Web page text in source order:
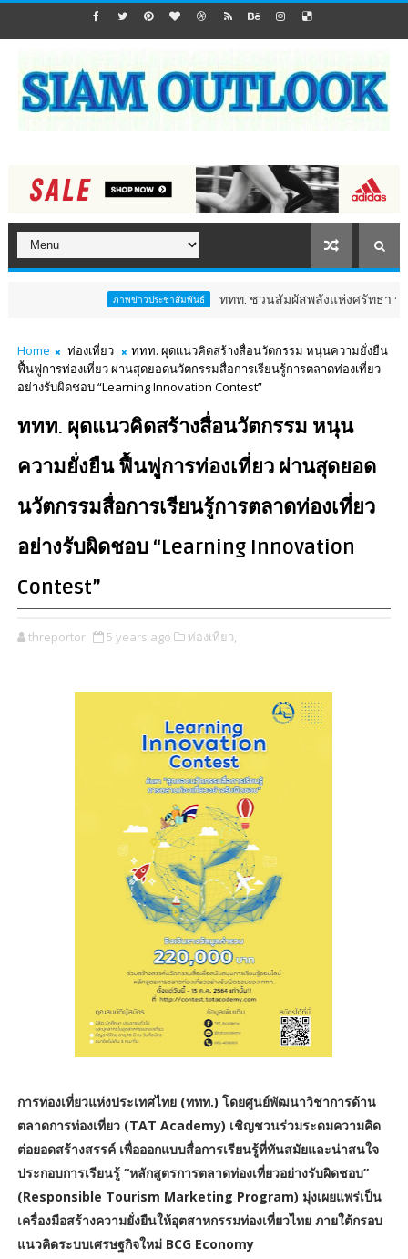
ภาพข่าวประชาสัมพันธ์ ททท. ชวนสัมผัสพลังแห่งศรัทธา ร่วมงาน "ห่
Home ท่องเที่ยว
ททท. ผุดแนวคิดสร้างสื่อนวัตกรรม หนุนความยั่งยืน
ฟื้นฟูการท่องเที่ยว ผ่านสุดยอดนวัตกรรมสื่อการเรียนรู้การตลาดท่องเที่ยว
อย่างรับผิดชอบ “Learning Innovation Contest”
ททท. ผุดแนวคิดสร้างสื่อนวัตกรรม หนุน
ความยั่งยืน ฟื้นฟูการท่องเที่ยว ผ่านสุดยอด
นวัตกรรมสื่อการเรียนรู้การตลาดท่องเที่ยว
อย่างรับผิดชอบ “Learning Innovation
Contest”
threportor 5 years ago ท่องเที่ยว,
การท่องเที่ยวแห่งประเทศไทย (ททท.) โดยศูนย์พัฒนาวิชาการด้าน
ตลาดการท่องเที่ยว (TAT Academy) เชิญชวนร่วมระดมความคิด
ต่อยอดสร้างสรรค์ เพื่อออกแบบสื่อการเรียนรู้ที่ทันสมัยและน่าสนใจ
ประกอบการเรียนรู้ “หลักสูตรการตลาดท่องเที่ยวอย่างรับผิดชอบ”
(Responsible Tourism Marketing Program) มุ่งเผยแพร่เป็น
เครื่องมือสร้างความยั่งยืนให้อุตสาหกรรมท่องเที่ยวไทย ภายใต้กรอบ
แนวคิดระบบเศรษฐกิจใหม่ BCG Economy